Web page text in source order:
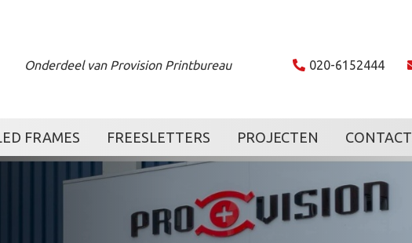
Onderdeel van Provision Printbureau 020-6152444
FRAMES FREESLETTERS PROJECTEN CONTACT